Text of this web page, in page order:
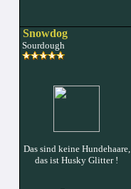
Snowdog
Sourdough
Das sind keine Hundehaare,
das ist Husky Glitter !